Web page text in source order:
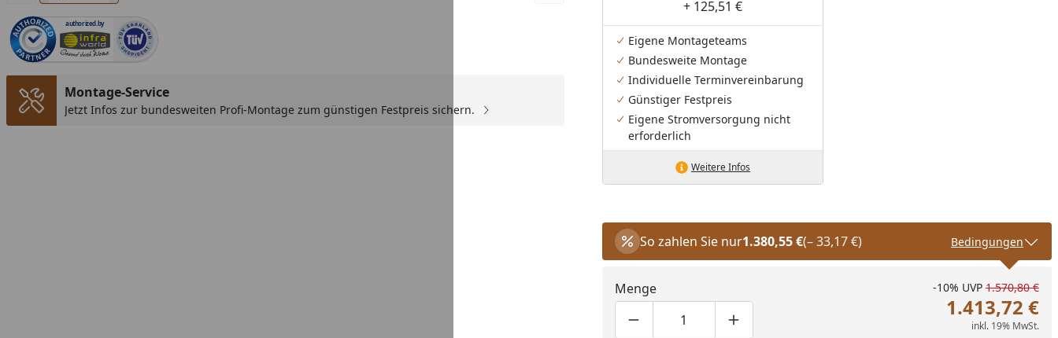
authorized.by
Montage-Service
Jetzt Infos zur bundesweiten Profi-Montage zum günstigen Festpreis sichern.
+ 125,51 €
Eigene Montageteams
Bundesweite Montage
Individuelle Terminvereinbarung
Günstiger Festpreis
Eigene Stromversorgung nicht
erforderlich
Weitere Infos
So zahlen Sie nur1.380,55 €(– 33,17 €) Bedingungen
Menge
Produktmenge um eins verringern
Produktmenge manuell eingeben
Produktmenge um eins erhöhen
-10% UVP 1.570,80 €
1.413,72 €
inkl. 19% MwSt.